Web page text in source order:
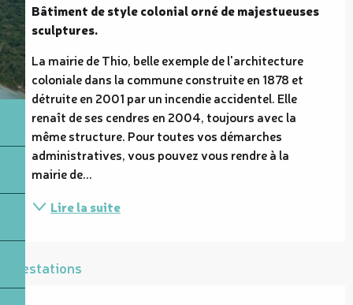
Bâtiment de style colonial orné de majestueuses
sculptures.
La mairie de Thio, belle exemple de l'architecture
coloniale dans la commune construite en 1878 et
détruite en 2001 par un incendie accidentel. Elle
renaît de ses cendres en 2004, toujours avec la
même structure. Pour toutes vos démarches
administratives, vous pouvez vous rendre à la
mairie de...
Lire la suite
Prestations